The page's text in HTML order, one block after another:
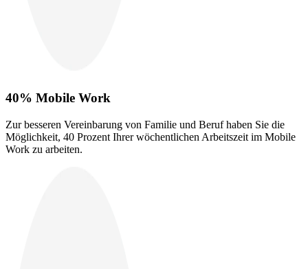
40% Mobile Work
Zur besseren Vereinbarung von Familie und Beruf haben Sie die
Möglichkeit, 40 Prozent Ihrer wöchentlichen Arbeitszeit im Mobile
Work zu arbeiten.